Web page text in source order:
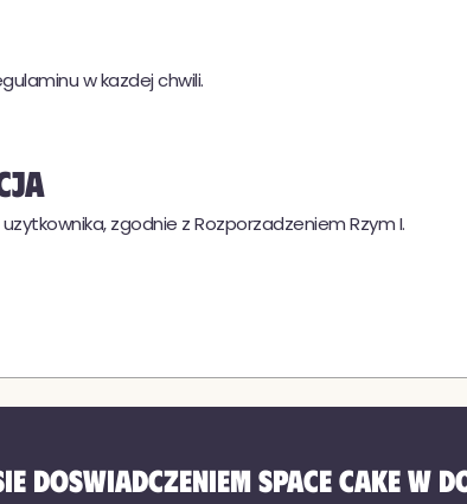
w kazdej chwili.
zgodnie z Rozporzadzeniem Rzym I.
doswiadczeniem Space Cake w